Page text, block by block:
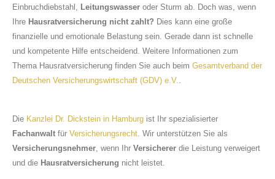
Einbruchdiebstahl, Leitungswasser oder Sturm ab. Doch was, wenn
Ihre Hausratversicherung nicht zahlt? Dies kann eine große
finanzielle und emotionale Belastung sein. Gerade dann ist schnelle
und kompetente Hilfe entscheidend. Weitere Informationen zum
Thema Hausratversicherung finden Sie auch beim Gesamtverband der
Deutschen Versicherungswirtschaft (GDV) e.V..
Die Kanzlei Dr. Dickstein in Hamburg ist Ihr spezialisierter
Fachanwalt für Versicherungsrecht . Wir unterstützen Sie als
Versicherungsnehmer , wenn Ihr Versicherer die Leistung verweigert
und die Hausratversicherung nicht leistet.